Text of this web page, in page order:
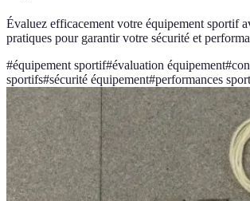
Évaluez efficacement votre équipement sportif
pratiques pour garantir votre sécurité et
#équipement sportif#évaluation équipement#
sportifs#sécurité équipement#performances